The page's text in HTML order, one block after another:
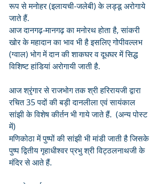
रूप से मनोहर (इलायची-जलेबी) के लड्डू अरोगाये
जाते हैं.
आज दानगढ़-मानगढ़ का मनोरथ होता है, सांकरी
खोर के महादान का भाव भी है इसलिए गोपीवल्लभ
(ग्वाल) भोग में दान की शाकघर व दूधघर में सिद्ध
विशिष्ट हांडियां अरोगायी जाती है.
आज श्रृंगार से राजभोग तक श्री हरिरायजी द्वारा
रचित 35 पदों की बड़ी दानलीला एवं सायंकाल
सांझी के विशेष कीर्तन भी गाये जाते हैं.  (अन्य पोस्ट
में)
मणिकोठा में पुष्पों की सांझी भी मांडी जाती है जिसके
पुष्प द्वितीय गृहाधीश्वर प्रभु श्री विट्ठलनाथजी के
मंदिर से आते हैं.